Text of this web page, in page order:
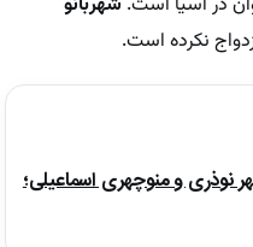
نکرده است.
و منوچهری اسماعیلی؛